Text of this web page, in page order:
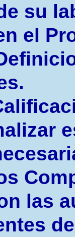
su
el
las